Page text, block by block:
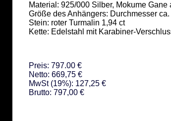
Material: 925/000 Silber, Mokume
Größe des Anhängers: Durchmesser
Stein: roter Turmalin 1,94 ct
Kette: Edelstahl mit Karabiner-
Preis: 797.00 €
Netto: 669,75 €
MwSt (19%): 127,25 €
Brutto: 797,00 €